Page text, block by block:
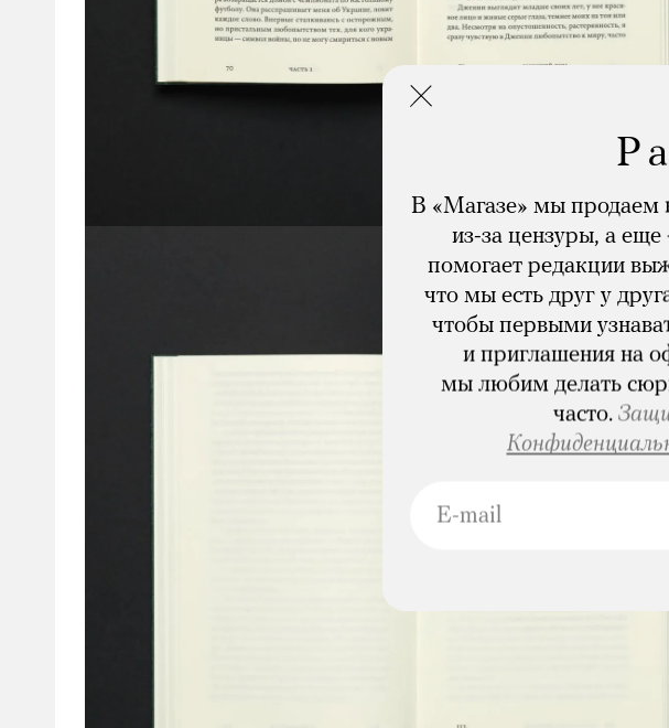
В «Магазе» мы продаем
из-за цензуры, а
помогает редакции
что мы есть друг у
чтобы первыми
и приглашения на
мы любим делать
часто.